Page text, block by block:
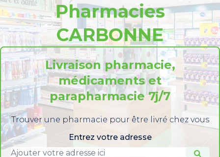
Pharmacies
CARBONNE
Livraison pharmacie,
médicaments et
parapharmacie 7j/7
Trouver une pharmacie pour être livré chez vous
Entrez votre adresse